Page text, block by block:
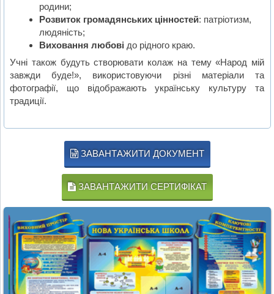
родини;
Розвиток громадянських цінностей: патріотизм,
людяність;
Виховання любові до рідного краю.
Учні також будуть створювати колаж на тему «Народ мій
завжди буде!», використовуючи різні матеріали та
фотографії, що відображають українську культуру та
традиції.
ЗАВАНТАЖИТИ ДОКУМЕНТ
ЗАВАНТАЖИТИ СЕРТИФІКАТ